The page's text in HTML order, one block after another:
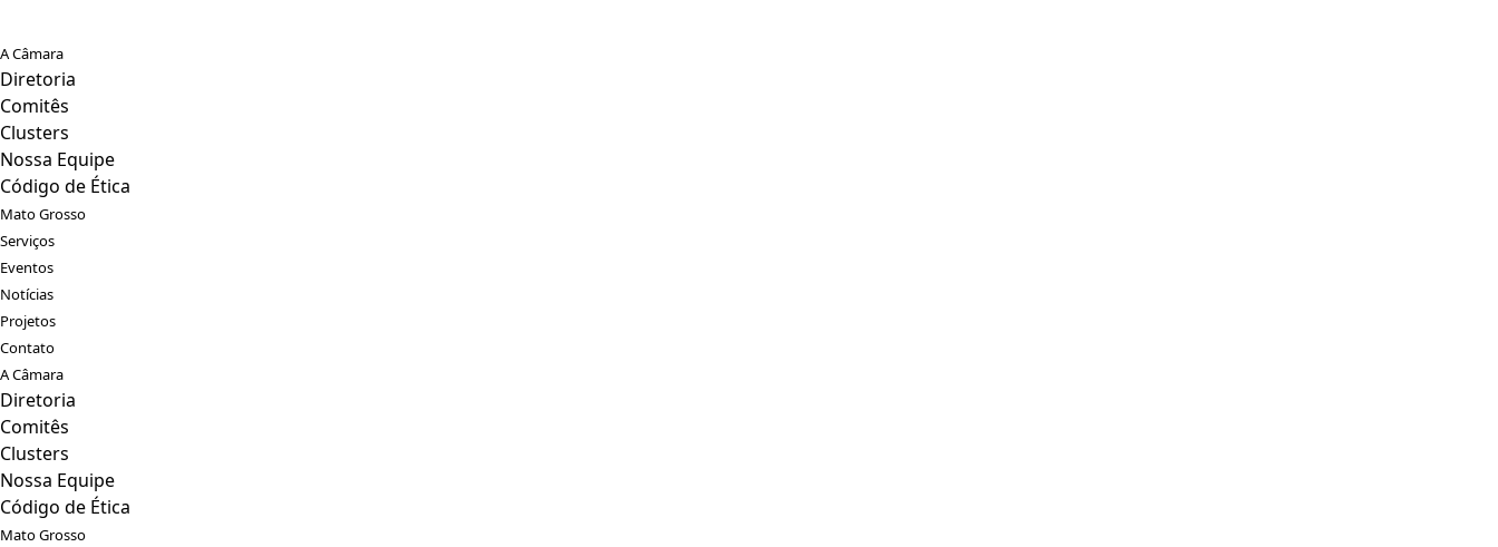
A Câmara
Diretoria
Comitês
Clusters
Nossa Equipe
Código de Ética
Mato Grosso
Serviços
Eventos
Notícias
Projetos
Contato
A Câmara
Diretoria
Comitês
Clusters
Nossa Equipe
Código de Ética
Mato Grosso